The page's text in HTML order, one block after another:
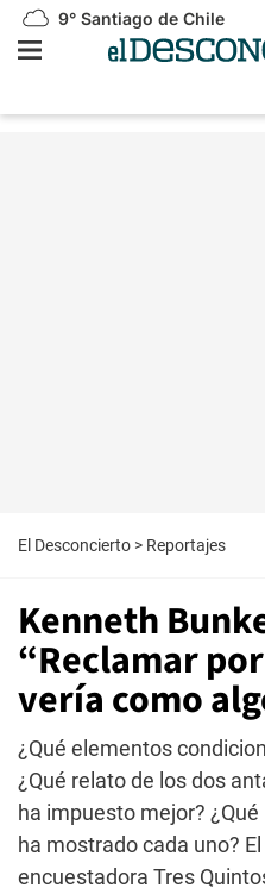
9° Santiago de Chile
El Desconcierto > Reportajes
Kenneth
“Reclamar
vería como
¿Qué elementos
¿Qué relato de los dos
ha impuesto mejor?
ha mostrado cada uno?
encuestadora Tres